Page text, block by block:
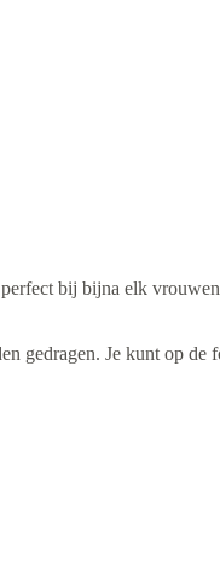
perfect bij bijna elk
gedragen. Je kunt op de